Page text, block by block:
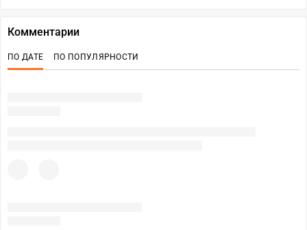
Комментарии
ПО ДАТЕ ПО ПОПУЛЯРНОСТИ